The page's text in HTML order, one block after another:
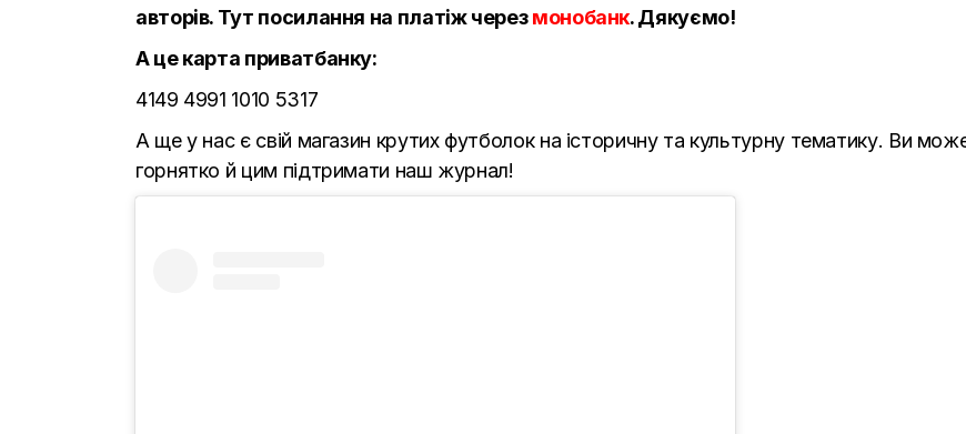
авторів. Тут посилання на платіж черезмонобанк. Дякуємо!
А це карта приватбанку:
4149 4991 1010 5317
А ще у нас є свій магазин крутих футболок на історичну та культурну тематику. Ви
горнятко й цим підтримати наш журнал!